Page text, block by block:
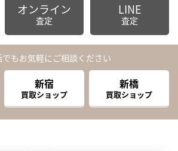
オンライン
査定
LINE
査定
でもお気軽にご相談ください
新宿
買取ショップ
新橋
買取ショップ